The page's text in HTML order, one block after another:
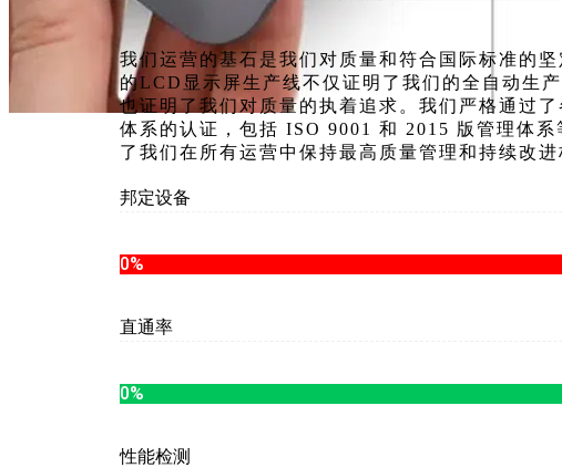
我们运营的基石是我们对质量和符合国际标准的坚
的LCD显示屏生产线不仅证明了我们的全自动生产
也证明了我们对质量的执着追求。我们严格通过了
体系的认证，包括 ISO 9001 和 2015 版管理体系
了我们在所有运营中保持最高质量管理和持续改进
邦定设备
0%
直通率
0%
性能检测